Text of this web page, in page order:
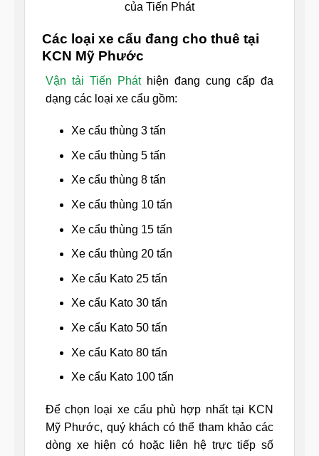
của Tiến Phát
Các loại xe cẩu đang cho thuê tại
KCN Mỹ Phước
Vận tải Tiến Pháthiện đang cung cấp đa
dạng các loại xe cẩu gồm:
Xe cẩu thùng 3 tấn
Xe cẩu thùng 5 tấn
Xe cẩu thùng 8 tấn
Xe cẩu thùng 10 tấn
Xe cẩu thùng 15 tấn
Xe cẩu thùng 20 tấn
Xe cẩu Kato 25 tấn
Xe cẩu Kato 30 tấn
Xe cẩu Kato 50 tấn
Xe cẩu Kato 80 tấn
Xe cẩu Kato 100 tấn
Để chọn loại xe cẩu phù hợp nhất tại KCN
Mỹ Phước, quý khách có thể tham khảo các
dòng xe hiện có hoặc liên hệ trực tiếp số